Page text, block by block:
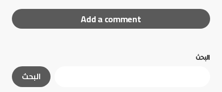
Add a comment
الحقول الإلزامية
البحث
البحث